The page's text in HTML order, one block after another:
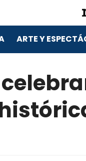
ARTE Y